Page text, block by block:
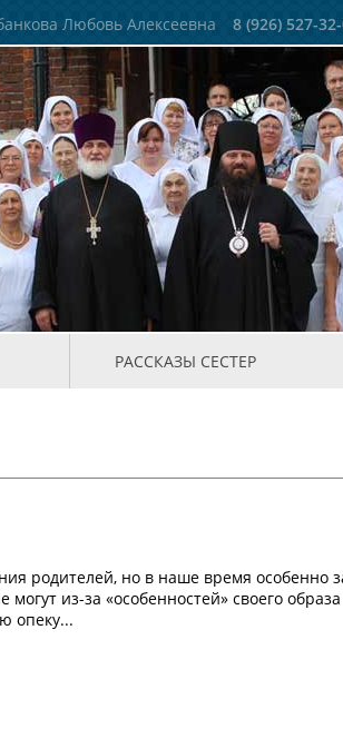
Любовь Алексеевна 8 (926) 527-
РАССКАЗЫ СЕСТЕР
родителей, но в наше время особенно
из-за «особенностей» своего
опеку...